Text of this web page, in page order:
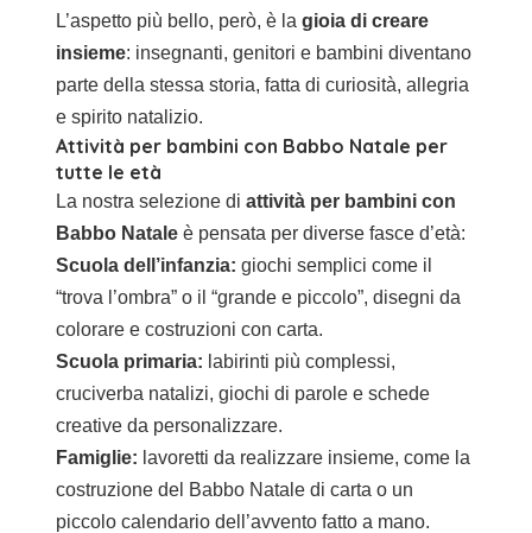
L’aspetto più bello, però, è la gioia di creare
insieme: insegnanti, genitori e bambini diventano
parte della stessa storia, fatta di curiosità, allegria
e spirito natalizio.
Attività per bambini con Babbo Natale per
tutte le età
La nostra selezione di attività per bambini con
Babbo Natale è pensata per diverse fasce d’età:
Scuola dell’infanzia: giochi semplici come il
“trova l’ombra” o il “grande e piccolo”, disegni da
colorare e costruzioni con carta.
Scuola primaria: labirinti più complessi,
cruciverba natalizi, giochi di parole e schede
creative da personalizzare.
Famiglie: lavoretti da realizzare insieme, come la
costruzione del Babbo Natale di carta o un
piccolo calendario dell’avvento fatto a mano.